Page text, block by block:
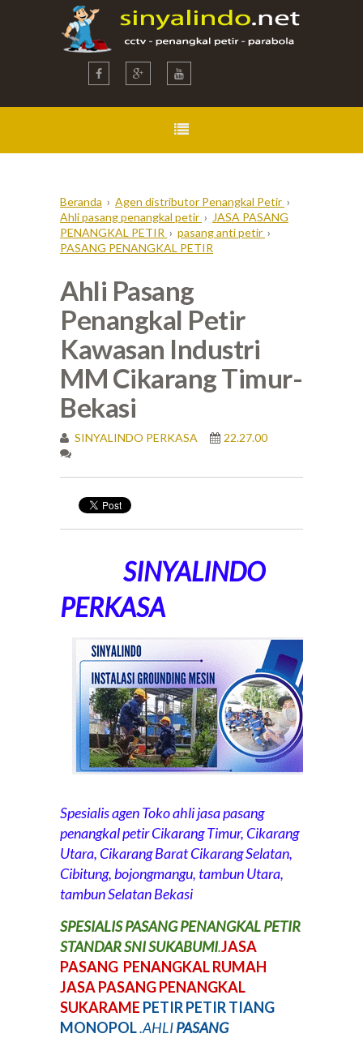
Beranda › Agen distributor Penangkal Petir ›
Ahli pasang penangkal petir › JASA PASANG
PENANGKAL PETIR › pasang anti petir ›
PASANG PENANGKAL PETIR
Ahli Pasang
Penangkal Petir
Kawasan Industri
MM Cikarang Timur-
Bekasi
SINYALINDO PERKASA 22.27.00
SINYALINDO
PERKASA
Spesialis agen Toko ahli jasa pasang
penangkal petir Cikarang Timur, Cikarang
Utara, Cikarang Barat Cikarang Selatan,
Cibitung, bojongmangu, tambun Utara,
tambun Selatan Bekasi
SPESIALIS PASANG PENANGKAL PETIR
STANDAR SNI SUKABUMI.JASA
PASANG PENANGKAL RUMAH
JASA PASANG PENANGKAL
SUKARAME PETIR PETIR TIANG
MONOPOL.AHLIPASANG